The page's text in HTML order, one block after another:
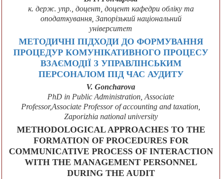
к. держ. упр., доцент, доцент кафедри обліку та
оподаткування, Запорізький національний
університет
МЕТОДИЧНІ ПІДХОДИ ДО ФОРМУВАННЯ
ПРОЦЕДУР КОМУНІКАТИВНОГО ПРОЦЕСУ
ВЗАЄМОДІЇ З УПРАВЛІНСЬКИМ
ПЕРСОНАЛОМ ПІД ЧАС АУДИТУ
V. Goncharova
PhD in Public Administration, Associate
Professor,Associate Professor of accounting and taxation,
Zaporizhia national university
METHODOLOGICAL APPROACHES TO THE
FORMATION OF PROCEDURES FOR
COMMUNICATIVE PROCESS OF INTERACTION
WITH THE MANAGEMENT PERSONNEL
DURING THE AUDIT